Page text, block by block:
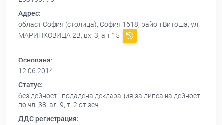
Адрес:
област София (столица), София 1618, район Витоша, ул.
МАРИНКОВИЦА 2В, вх. 3, ап. 15
Основана:
12.06.2014
Статус:
без дейност - подадена декларация за липса на дейност
по чл. 38, ал. 9, т. 2 от зсч
ДДС регистрация: